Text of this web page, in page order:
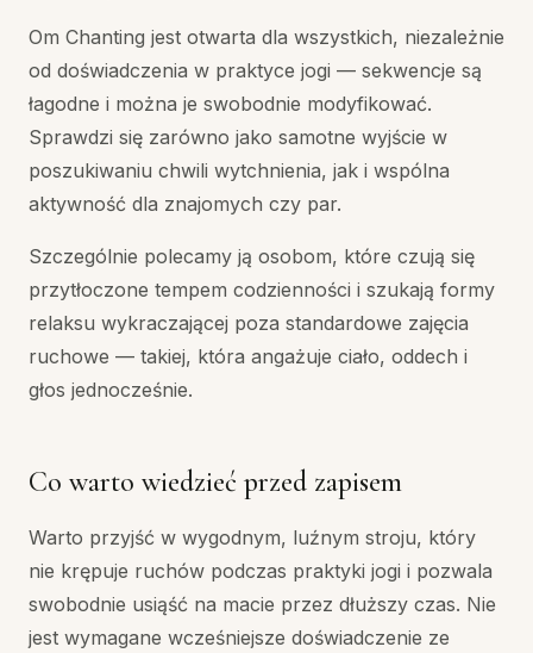
Om Chanting jest otwarta dla wszystkich, niezależnie
od doświadczenia w praktyce jogi — sekwencje są
łagodne i można je swobodnie modyfikować.
Sprawdzi się zarówno jako samotne wyjście w
poszukiwaniu chwili wytchnienia, jak i wspólna
aktywność dla znajomych czy par.
Szczególnie polecamy ją osobom, które czują się
przytłoczone tempem codzienności i szukają formy
relaksu wykraczającej poza standardowe zajęcia
ruchowe — takiej, która angażuje ciało, oddech i
głos jednocześnie.
Co warto wiedzieć przed zapisem
Warto przyjść w wygodnym, luźnym stroju, który
nie krępuje ruchów podczas praktyki jogi i pozwala
swobodnie usiąść na macie przez dłuższy czas. Nie
jest wymagane wcześniejsze doświadczenie ze